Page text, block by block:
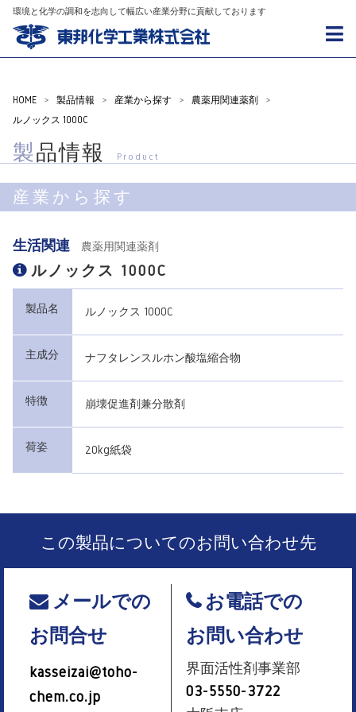
環境と化学の調和を志向して幅広い産業分野に貢献しております
HOME > 製品情報 > 産業から探す > 農薬用関連薬剤
>
ルノックス 1000C
製品情報 Product
産業から探す
生活関連 農薬用関連薬剤
ルノックス 1000C
製品名 ルノックス 1000C
主成分 ナフタレンスルホン酸塩縮合物
特徴 崩壊促進剤兼分散剤
荷姿 20kg紙袋
この製品についてのお問い合わせ先
メールでの
お問合せ
kasseizai@toho-
chem.co.jp
お電話での
お問い合わせ
界面活性剤事業部
03-5550-3722